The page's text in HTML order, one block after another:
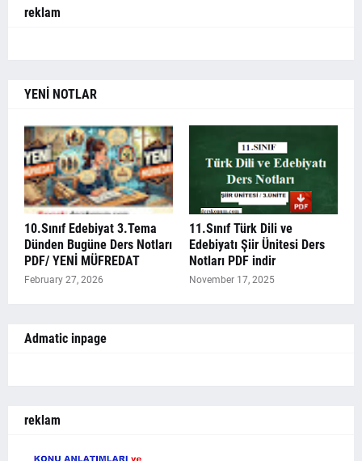
reklam
YENİ NOTLAR
10.Sınıf Edebiyat 3.Tema
Dünden Bugüne Ders Notları
PDF/ YENİ MÜFREDAT
February 27, 2026
11.Sınıf Türk Dili ve
Edebiyatı Şiir Ünitesi Ders
Notları PDF indir
November 17, 2025
Admatic inpage
reklam